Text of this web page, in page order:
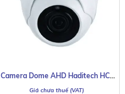
Camera Dome AHD Haditech HC-
AD2118